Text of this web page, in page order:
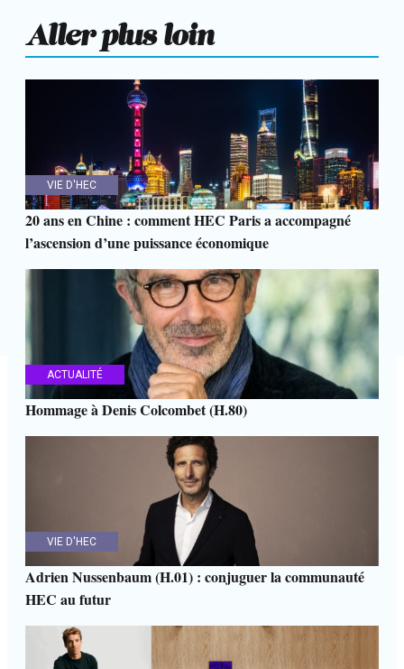
Aller plus loin
VIE D'HEC
20 ans en Chine : comment HEC Paris a accompagné
l’ascension d’une puissance économique
ACTUALITÉ
Hommage à Denis Colcombet (H.80)
VIE D'HEC
Adrien Nussenbaum (H.01) : conjuguer la communauté
HEC au futur